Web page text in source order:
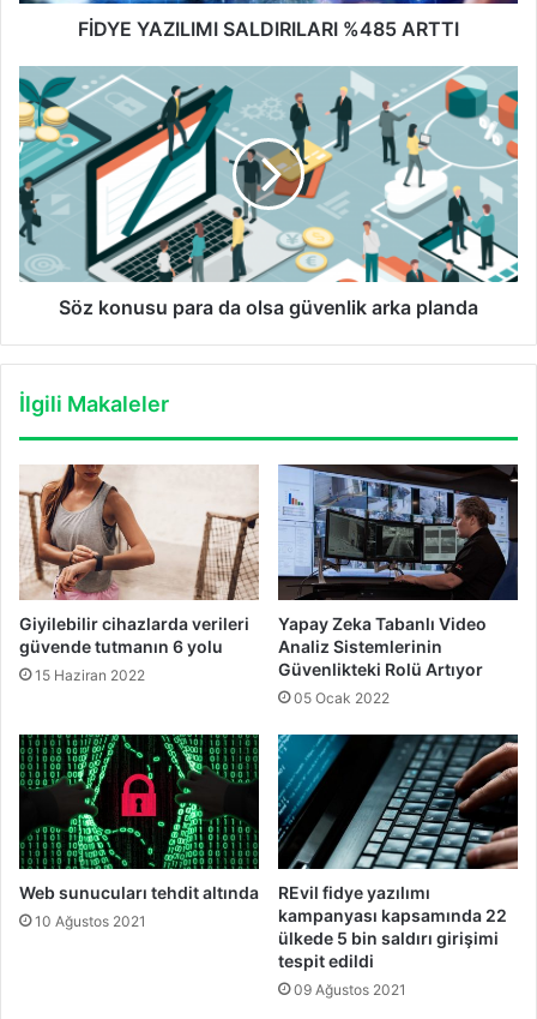
FİDYE YAZILIMI SALDIRILARI %485 ARTTI
Söz
konusu
para
da
olsa
güvenlik
arka
planda
Söz konusu para da olsa güvenlik arka planda
İlgili Makaleler
Giyilebilir cihazlarda verileri
güvende tutmanın 6 yolu
15 Haziran 2022
Yapay Zeka Tabanlı Video
Analiz Sistemlerinin
Güvenlikteki Rolü Artıyor
05 Ocak 2022
Web sunucuları tehdit altında
10 Ağustos 2021
REvil fidye yazılımı
kampanyası kapsamında 22
ülkede 5 bin saldırı girişimi
tespit edildi
09 Ağustos 2021